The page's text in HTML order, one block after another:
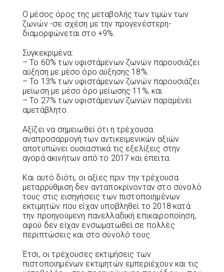
Ο μέσος όρος της μεταβολής των τιμών των
ζωνών -σε σχέση με την προγενέστερη-
διαμορφώνεται στο +9%.
Συγκεκριμένα:
– Το 60% των υφιστάμενων ζωνών παρουσιάζει
αύξηση με μέσο όρο αύξησης 18%.
– Το 13% των υφιστάμενων ζωνών παρουσιάζει
μείωση με μέσο όρο μείωσης 11%, και
– Το 27% των υφιστάμενων ζωνών παραμένει
αμετάβλητο.
Αξίζει να σημειωθεί ότι η τρέχουσα
αναπροσαρμογή των αντικειμενικών αξιών
αποτυπώνει ουσιαστικά τις εξελίξεις στην
αγορά ακινήτων από το 2017 και έπειτα.
Και αυτό διότι, οι αξίες πριν την τρέχουσα
μεταρρύθμιση δεν ανταποκρίνονταν στο σύνολό
τους στις εισηγήσεις των πιστοποιημένων
εκτιμητών που είχαν υποβληθεί το 2018 κατά
την προηγούμενη πανελλαδική επικαιροποίηση,
αφού δεν είχαν ενσωματωθεί σε πολλές
περιπτώσεις και στο σύνολό τους.
Έτσι, οι τρέχουσες εκτιμήσεις των
πιστοποιημένων εκτιμητών εμπεριέχουν και τις